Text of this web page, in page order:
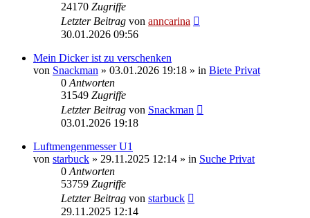
24170 Zugriffe
Letzter Beitrag von anncarina
30.01.2026 09:56
Mein Dicker ist zu verschenken
von Snackman » 03.01.2026 19:18 » in Biete Privat
0 Antworten
31549 Zugriffe
Letzter Beitrag von Snackman
03.01.2026 19:18
Luftmengenmesser U1
von starbuck » 29.11.2025 12:14 » in Suche Privat
0 Antworten
53759 Zugriffe
Letzter Beitrag von starbuck
29.11.2025 12:14